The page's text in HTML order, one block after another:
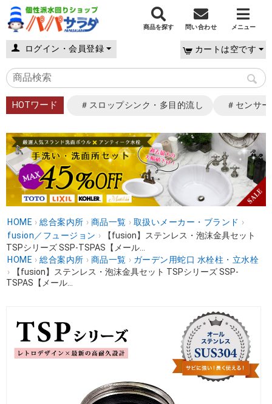
商品を探す 問い合わせ メニュー
ログイン・会員登録 カートは空です
HOTワード ＃スロップシンク・多目的流し ＃センサ
HOME › 総合案内所 › 商品一覧 › 取扱いメーカー・ブランド ›
fusion／フュージョン ›
【fusion】ステンレス・泡沫金具セット
TSPシリーズ SSP-TSPAS【メール...
HOME › 総合案内所 › 商品一覧 › ガーデン用蛇口 水栓柱・立水栓
›
【fusion】ステンレス・泡沫金具セット TSPシリーズ SSP-
TSPAS【メール...